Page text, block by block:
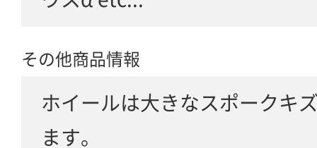
その他商品情報
ホイールは大きなスポークキ
ます。